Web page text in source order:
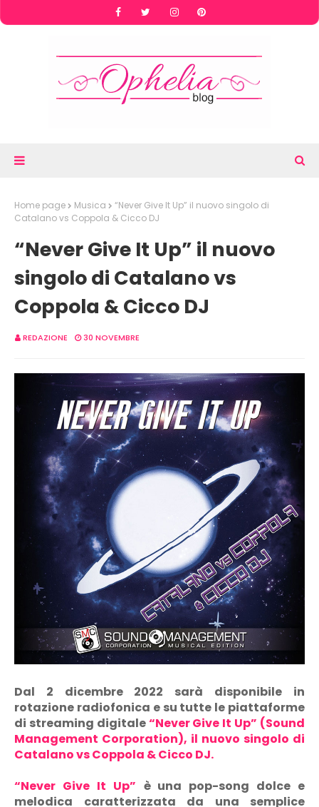
Home page Musica
“Never Give It Up” il nuovo singolo di
Catalano vs Coppola & Cicco DJ
“Never Give It Up” il nuovo
singolo di Catalano vs
Coppola & Cicco DJ
REDAZIONE 30 NOVEMBRE
Dal 2 dicembre 2022 sarà disponibile in
rotazione radiofonica e su tutte le piattaforme
di streaming digitale“Never Give It Up” (Sound
Management Corporation), il nuovo singolo di
Catalano vs Coppola & Cicco DJ.
“Never Give It Up” è una pop-song dolce e
melodica caratterizzata da una semplice